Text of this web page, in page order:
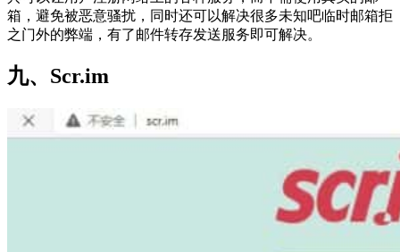
箱，避免被恶意骚扰，同时还可以解决很多未知吧临时邮箱拒
之门外的弊端，有了邮件转存发送服务即可解决。
九、Scr.im